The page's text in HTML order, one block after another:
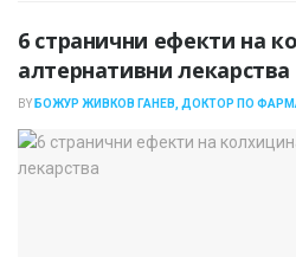
6 странични ефекти на
алтернативни лекарства
BY БОЖУР ЖИВКОВ ГАНЕВ, ДОКТОР ПО